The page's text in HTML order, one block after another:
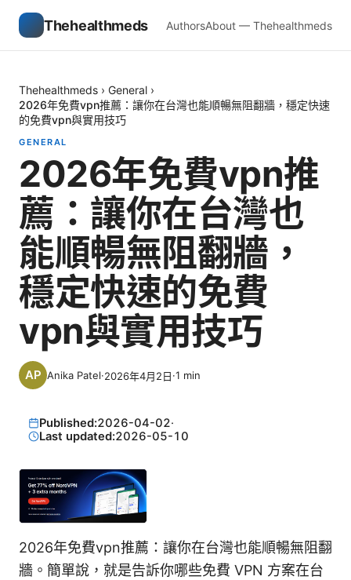
Thehealthmeds AuthorsAbout — Thehealthmeds
Thehealthmeds › General ›
2026年免費vpn推薦：讓你在台灣也能順暢無阻翻牆，穩定快速
的免費vpn與實用技巧
GENERAL
2026年免費vpn推
薦：讓你在台灣也
能順暢無阻翻牆，
穩定快速的免費
vpn與實用技巧
Anika Patel·2026年4月2日·1 min
Published:2026-04-02·
Last updated:2026-05-10
2026年免費vpn推薦：讓你在台灣也能順暢無阻翻
牆。簡單說，就是告訴你哪些免費 VPN 方案在台